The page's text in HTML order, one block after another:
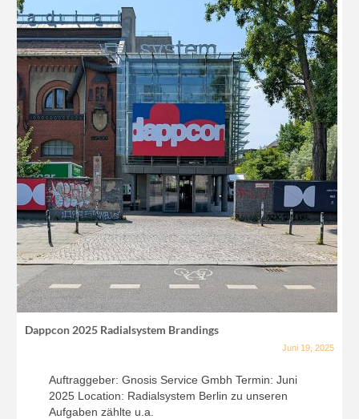
Dappcon 2025 Radialsystem Brandings
Juni 19, 2025
Auftraggeber: Gnosis Service Gmbh Termin: Juni
2025 Location: Radialsystem Berlin zu unseren
Aufgaben zählte u.a.